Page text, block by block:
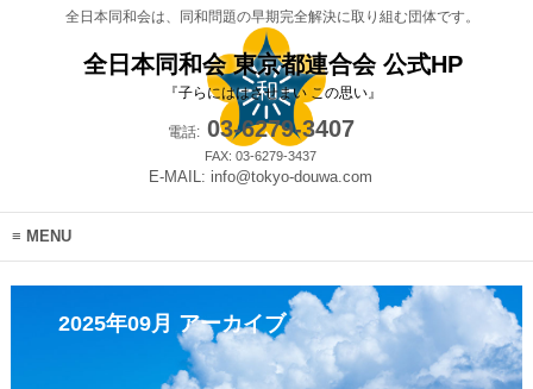
全日本同和会は、同和問題の早期完全解決に取り組む団体です。
全日本同和会 東京都連合会 公式HP
『子らにははさせまい この思い』
電話:03-6279-3407
FAX: 03-6279-3437
E-MAIL: info@tokyo-douwa.com
MENU
2025年09月 アーカイブ